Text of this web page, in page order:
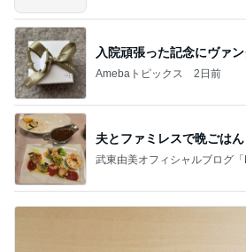
入院頑張った記念にヴァン
Amebaトピックス 2日前
夫とファミレスで晩ごはん
武東由美オフィシャルブログ「